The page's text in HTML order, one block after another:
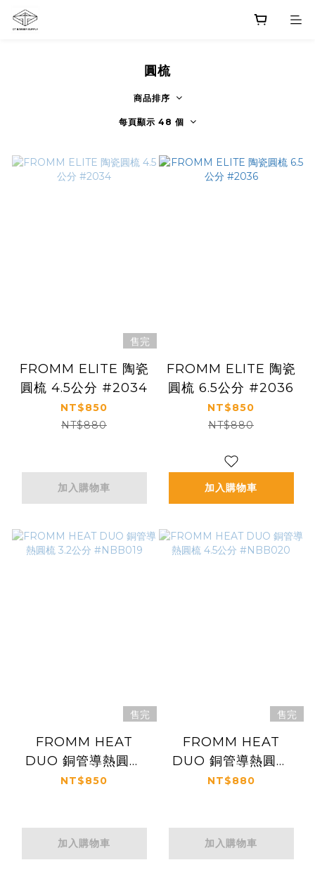
圓梳
商品排序
每頁顯示 48 個
售完
FROMM ELITE 陶瓷
圓梳 4.5公分 #2034
NT$850
NT$880
加入購物車
FROMM ELITE 陶瓷
圓梳 6.5公分 #2036
NT$850
NT$880
加入購物車
售完
FROMM HEAT
DUO 銅管導熱圓梳
3.2公分 #NBB019
NT$850
加入購物車
售完
FROMM HEAT
DUO 銅管導熱圓梳
4.5公分 #NBB020
NT$880
加入購物車